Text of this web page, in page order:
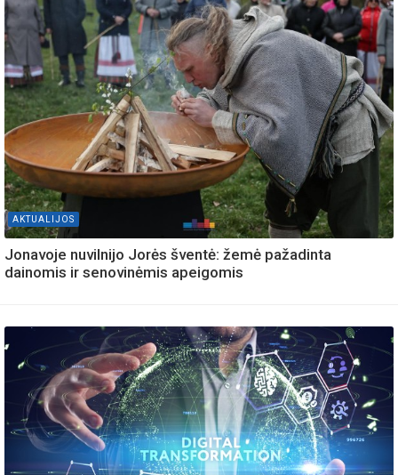
AKTUALIJOS
Jonavoje nuvilnijo Jorės šventė: žemė pažadinta
dainomis ir senovinėmis apeigomis